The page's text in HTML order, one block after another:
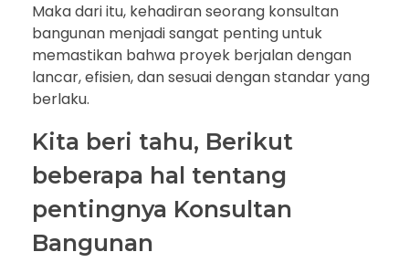
Maka dari itu, kehadiran seorang konsultan
bangunan menjadi sangat penting untuk
memastikan bahwa proyek berjalan dengan
lancar, efisien, dan sesuai dengan standar yang
berlaku.
Kita beri tahu, Berikut
beberapa hal tentang
pentingnya Konsultan
Bangunan